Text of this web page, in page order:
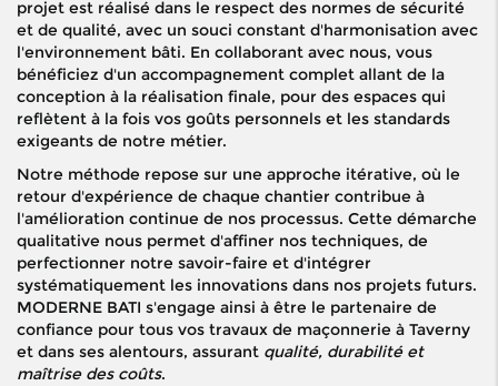
projet est réalisé dans le respect des normes de sécurité
et de qualité, avec un souci constant d'harmonisation avec
l'environnement bâti. En collaborant avec nous, vous
bénéficiez d'un accompagnement complet allant de la
conception à la réalisation finale, pour des espaces qui
reflètent à la fois vos goûts personnels et les standards
exigeants de notre métier.
Notre méthode repose sur une approche itérative, où le
retour d'expérience de chaque chantier contribue à
l'amélioration continue de nos processus. Cette démarche
qualitative nous permet d'affiner nos techniques, de
perfectionner notre savoir-faire et d'intégrer
systématiquement les innovations dans nos projets futurs.
MODERNE BATI s'engage ainsi à être le partenaire de
confiance pour tous vos travaux de maçonnerie à Taverny
et dans ses alentours, assurant qualité, durabilité et
maîtrise des coûts.